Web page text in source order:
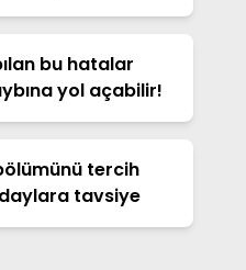
bu hatalar
yol açabilir!
tercih
tavsiye